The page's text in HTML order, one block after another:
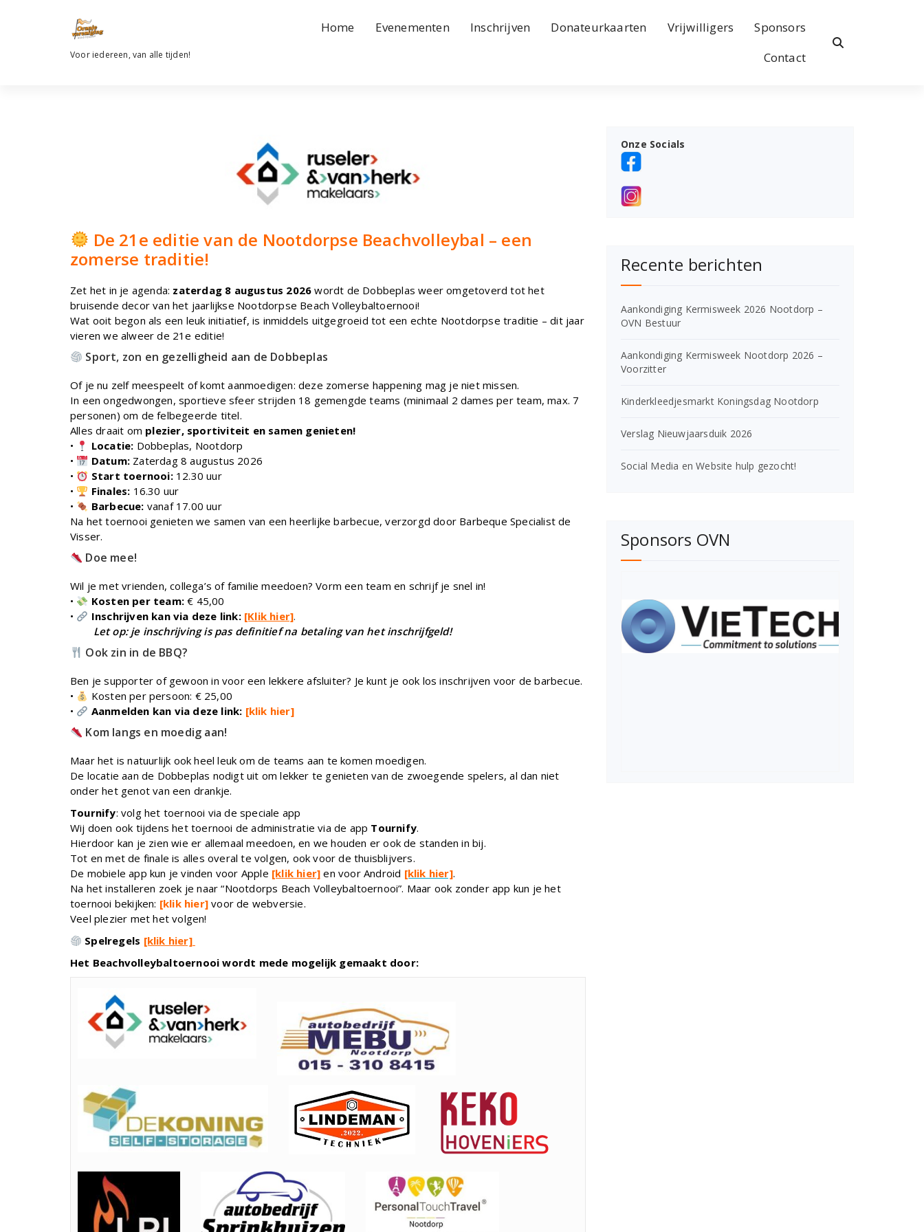
Voor iedereen, van alle tijden!
Home Evenementen Inschrijven Donateurkaarten Vrijwilligers
Sponsors
Contact
De 21e editie van de Nootdorpse Beachvolleybal – een
zomerse traditie!
Zet het in je agenda: zaterdag 8 augustus 2026 wordt de Dobbeplas weer omgetoverd tot het
bruisende decor van het jaarlijkse Nootdorpse Beach Volleybaltoernooi!
Wat ooit begon als een leuk initiatief, is inmiddels uitgegroeid tot een echte Nootdorpse traditie – dit jaar
vieren we alweer de 21e editie!
Sport, zon en gezelligheid aan de Dobbeplas
Of je nu zelf meespeelt of komt aanmoedigen: deze zomerse happening mag je niet missen.
In een ongedwongen, sportieve sfeer strijden 18 gemengde teams (minimaal 2 dames per team, max. 7
personen) om de felbegeerde titel.
Alles draait om plezier, sportiviteit en samen genieten!
•
Locatie: Dobbeplas, Nootdorp
•
Datum:Zaterdag 8 augustus 2026
•
Start toernooi:12.30 uur
•
Finales: 16.30 uur
•
Barbecue: vanaf 17.00 uur
Na het toernooi genieten we samen van een heerlijke barbecue, verzorgd door Barbeque Specialist de
Visser.
Doe mee!
Wil je met vrienden, collega’s of familie meedoen? Vorm een team en schrijf je snel in!
•
Kosten per team:€ 45,00
•
Inschrijven kan via deze link: [Klik hier].
Let op: je inschrijving is pas definitief na betaling van het inschrijfgeld!
Ook zin in de BBQ?
Ben je supporter of gewoon in voor een lekkere afsluiter? Je kunt je ook los inschrijven voor de barbecue.
•
Kosten per persoon: € 25,00
•
Aanmelden kan via deze link: [klik hier]
Kom langs en moedig aan!
Maar het is natuurlijk ook heel leuk om de teams aan te komen moedigen.
De locatie aan de Dobbeplas nodigt uit om lekker te genieten van de zwoegende spelers, al dan niet
onder het genot van een drankje.
Tournify: volg het toernooi via de speciale app
Wij doen ook tijdens het toernooi de administratie via de app Tournify.
Hierdoor kan je zien wie er allemaal meedoen, en we houden er ook de standen in bij.
Tot en met de finale is alles overal te volgen, ook voor de thuisblijvers.
De mobiele app kun je vinden voor Apple [klik hier] en voor Android [klik hier].
Na het installeren zoek je naar “Nootdorps Beach Volleybaltoernooi”. Maar ook zonder app kun je het
toernooi bekijken: [klik hier] voor de webversie.
Veel plezier met het volgen!
Spelregels [klik hier]
Het Beachvolleybaltoernooi wordt mede mogelijk gemaakt door:
Onze Socials
Recente berichten
Aankondiging Kermisweek 2026 Nootdorp –
OVN Bestuur
Aankondiging Kermisweek Nootdorp 2026 –
Voorzitter
Kinderkleedjesmarkt Koningsdag Nootdorp
Verslag Nieuwjaarsduik 2026
Social Media en Website hulp gezocht!
Sponsors OVN